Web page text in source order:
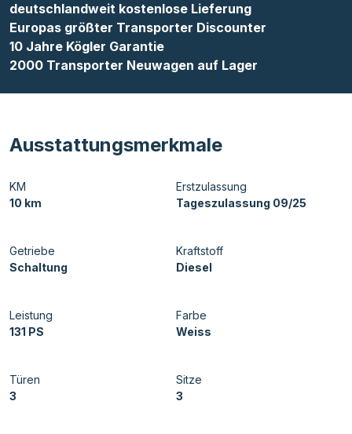
deutschlandweit kostenlose Lieferung
Europas größter Transporter Discounter
10 Jahre Kögler Garantie
2000 Transporter Neuwagen auf Lager
Ausstattungsmerkmale
KM
10 km
Erstzulassung
Tageszulassung 09/25
Getriebe
Schaltung
Kraftstoff
Diesel
Leistung
131 PS
Farbe
Weiss
Türen
3
Sitze
3